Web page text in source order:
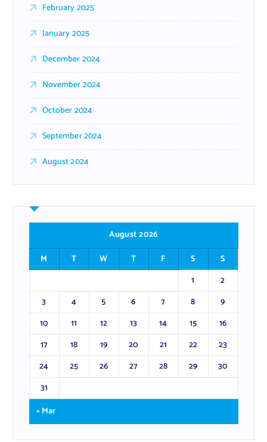
February 2025
January 2025
December 2024
November 2024
October 2024
September 2024
August 2024
August 2026
M
T W T F S
S
1
2
3
4 5 6 7 8
9
10
11 12 13 14 15
16
17
18 19 20 21 22
23
24
25 26 27 28 29
30
31
« Mar